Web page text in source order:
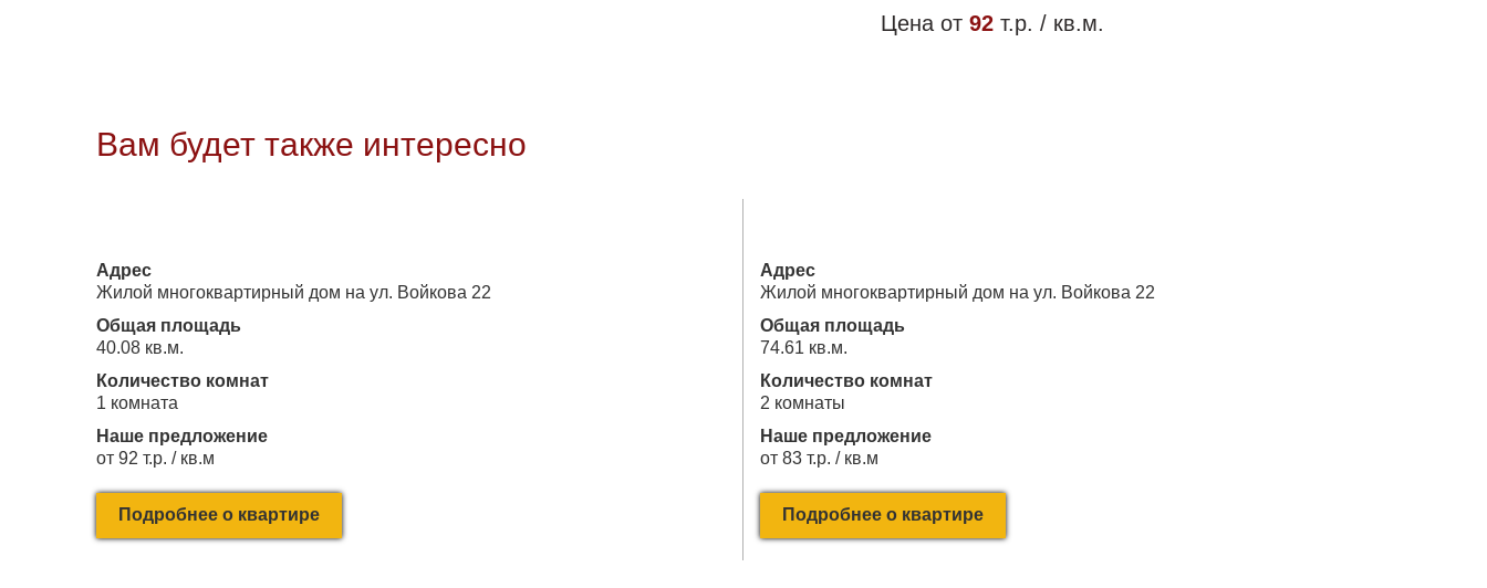
Цена от 92т.р. / кв.м.
Вам будет также интересно
Адрес
Жилой многоквартирный дом на ул. Войкова 22
Общая площадь
40.08 кв.м.
Количество комнат
1 комната
Наше предложение
от 92 т.р. / кв.м
Подробнее о квартире
Адрес
Жилой многоквартирный дом на ул. Войкова 22
Общая площадь
74.61 кв.м.
Количество комнат
2 комнаты
Наше предложение
от 83 т.р. / кв.м
Подробнее о квартире